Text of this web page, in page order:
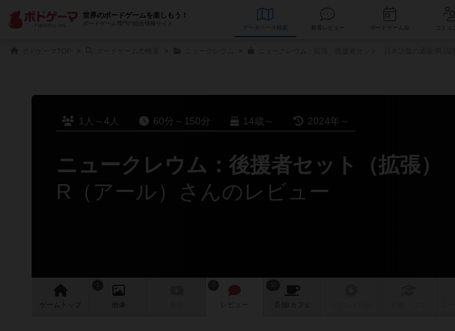
世界のボードゲームを楽しもう！
ボードゲーム専門の総合情報サイト
データベース
1人～4人 60分～150分 14歳～ 2024年～
ニュークレウム：後援者セット（拡張）
R（アール）さんのレビュー
ゲーム 画像 レビュー 店舗/ カフェ